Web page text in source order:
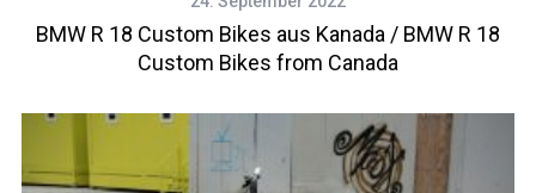
BMW R 18 Custom Bikes aus Kanada / BMW R 18
Custom Bikes from Canada